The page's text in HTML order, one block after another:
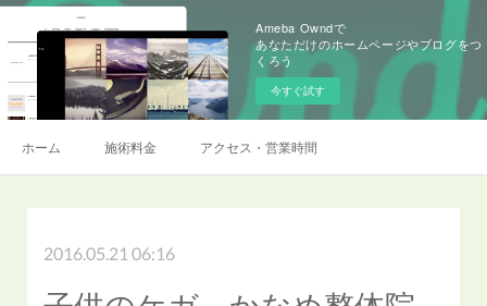
Ameba Owndで
あなただけのホームページやブログをつ
くろう
今すぐ試す
ホーム 施術料金 アクセス・営業時間
2016.05.21 06:16